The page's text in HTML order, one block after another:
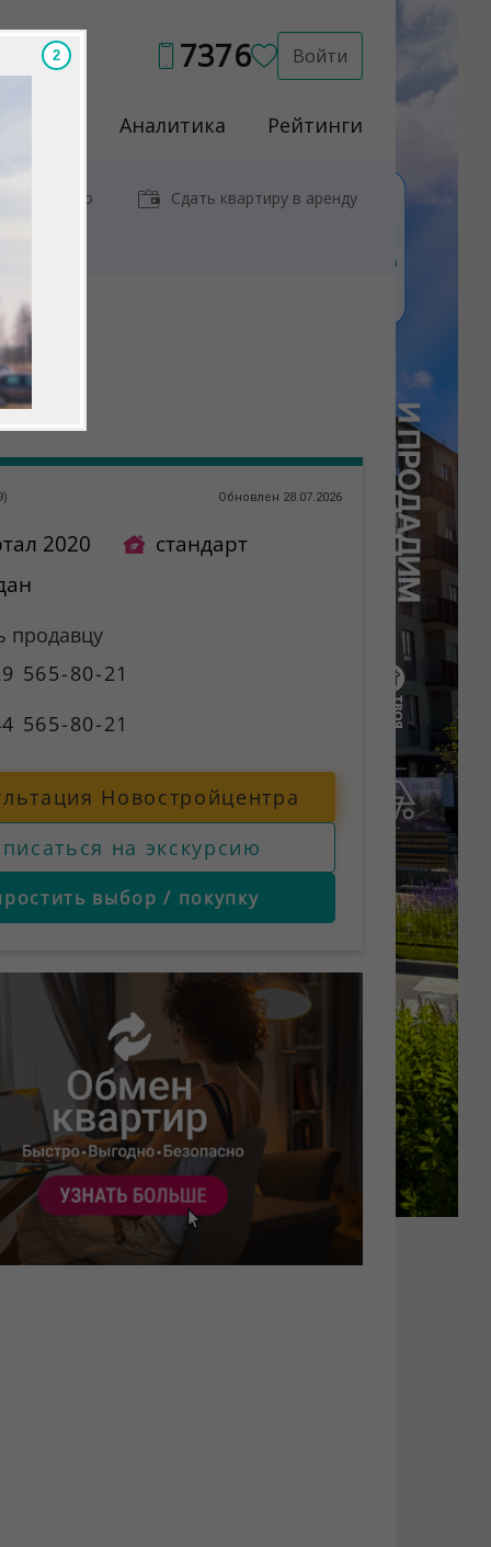
7376 Войти
Аналитика Рейтинги
у метро Сдать квартиру в аренду
) Обновлен 28.07.2026
2020
стандарт
продавцу
565-80-21
565-80-21
Новостройцентра
на экскурсию
выбор / покупку
1